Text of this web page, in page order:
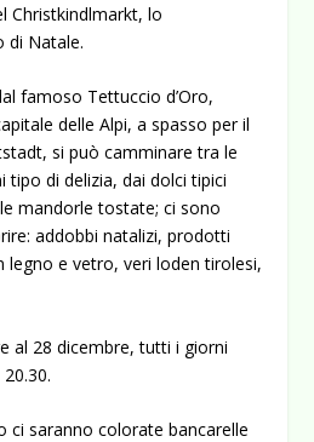
Christkindlmarkt, lo
di Natale.
famoso Tettuccio d’Oro,
delle Alpi, a spasso per il
si può camminare tra le
tipo di delizia, dai dolci tipici
mandorle tostate; ci sono
addobbi natalizi, prodotti
legno e vetro, veri loden tirolesi,
al 28 dicembre, tutti i giorni
ci saranno colorate bancarelle